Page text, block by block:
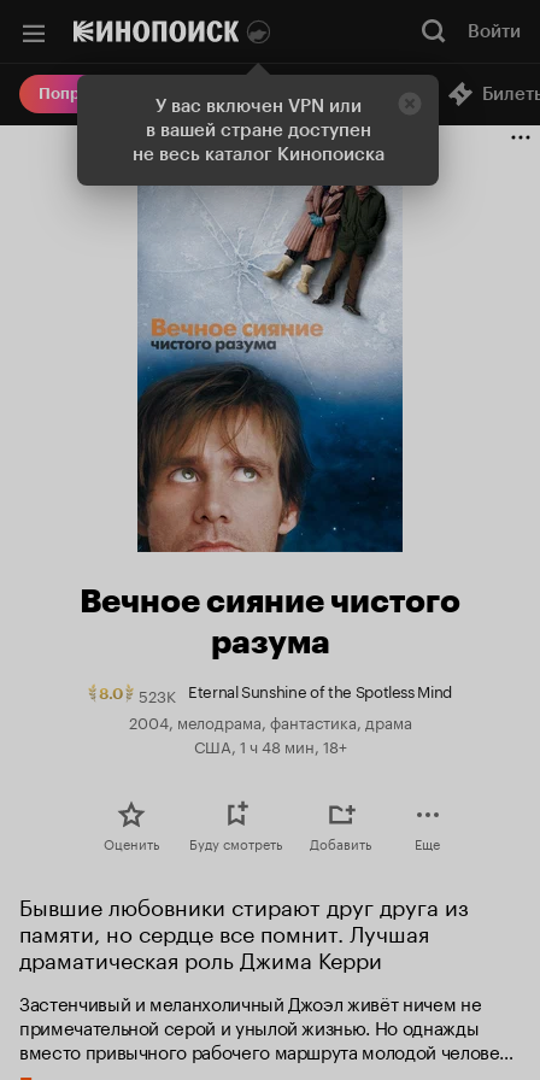
У вас включен VPN или
в вашей стране доступен
не весь каталог Кинопоиска
Войти
Попробовать Плюс Онлайн-кинотеатр
Вечное сияние чистого
разума
8.0Рейтинг
Кинопоиска
523K Eternal Sunshine of the Spotless Mind
2004, мелодрама, фантастика, драма
США, 1 ч 48 мин, 18+
Оценить Буду смотреть Добавить Еще
Бывшие любовники стирают друг друга из
памяти, но сердце все помнит. Лучшая
драматическая роль Джима Керри
Застенчивый и меланхоличный Джоэл живёт ничем не
примечательной серой и унылой жизнью. Но однажды
вместо привычного рабочего маршрута молодой человек
вдруг садится на электричку в другом направлении и